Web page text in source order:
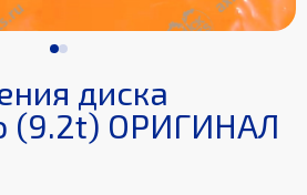
диска
(9.2t) ОРИГИНАЛ